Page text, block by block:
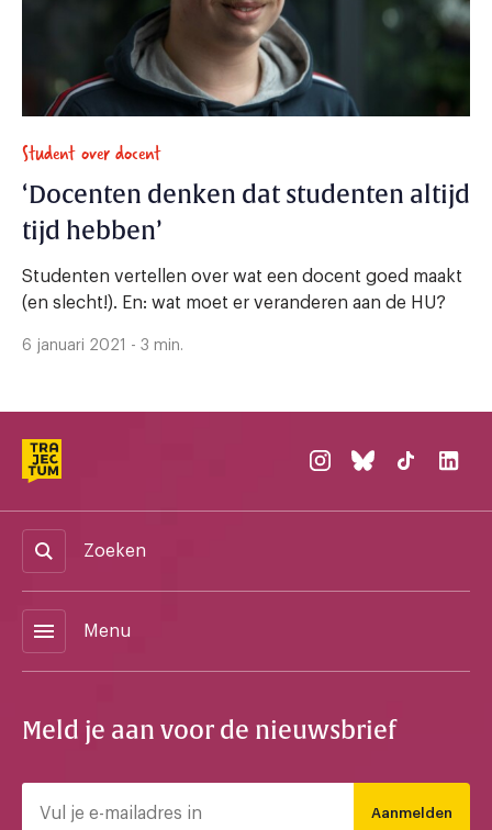
Student over docent
‘Docenten denken dat studenten altijd
tijd hebben’
Studenten vertellen over wat een docent goed maakt
(en slecht!). En: wat moet er veranderen aan de HU?
6 januari 2021 - 3 min.
Zoeken
menu Menu
Meld je aan voor de nieuwsbrief
Aanmelden